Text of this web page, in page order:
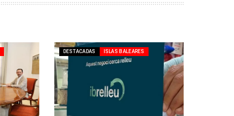
DESTACADAS ISLAS BALEARES